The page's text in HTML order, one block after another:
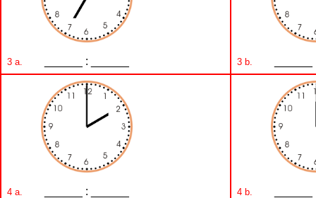
3 a. ______ : ______ 3 b.
4 a. ______ : ______ 4 b.